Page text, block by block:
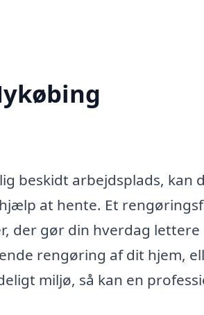
beskidt arbejdsplads, kan
at hente. Et
der gør din hverdag lettere
rengøring af dit hjem,
miljø, så kan en